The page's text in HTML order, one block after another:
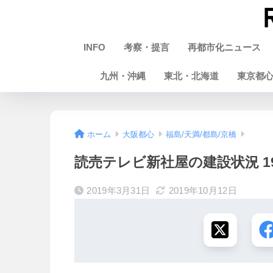
INFO 考察・提言 再都市化ニュース
九州・沖縄 東北・北海道 東京都心
ホーム 大阪都心 福島/天満/都島/京橋
読売テレビ新社屋の建設状況
2019年3月31日 2019年10月12日